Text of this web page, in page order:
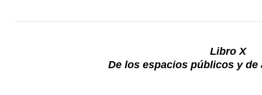
Libro X
De los espacios públicos y de